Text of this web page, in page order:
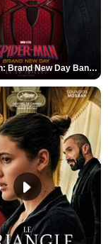
Spider-Man: Brand New Day Bande-annonce VO STFR